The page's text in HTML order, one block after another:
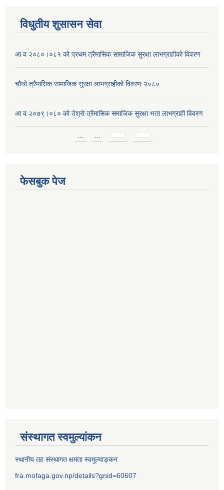
विधुतीय शुसासन सेवा
आ व २०८०।०८१ को प्रथम त्रैमासिक सामाजिक सुरक्षा लाभग्राहीको विवरण
चौथो त्रैमासिक सामाजिक सुरक्षा लाभग्राहीको विवरण २०८०
आ व २०७९।०८० को तेश्रो त्रैमासिक समाजिक सुरक्षा भत्ता लाभग्राही विवरण
फेसबुक पेज
संस्थागत स्वमुल्यांकन
स्थानीय तह संस्थागत क्षमता स्वमूल्याङ्कन
fra.mofaga.gov.np/details?gnid=60607